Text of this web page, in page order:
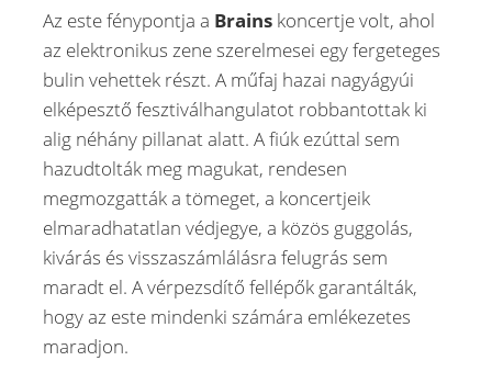
Az este fénypontja a Brains koncertje volt, ahol
az elektronikus zene szerelmesei egy fergeteges
bulin vehettek részt. A műfaj hazai nagyágyúi
elképesztő fesztiválhangulatot robbantottak ki
alig néhány pillanat alatt. A fiúk ezúttal sem
hazudtolták meg magukat, rendesen
megmozgatták a tömeget, a koncertjeik
elmaradhatatlan védjegye, a közös guggolás,
kivárás és visszaszámlálásra felugrás sem
maradt el. A vérpezsdítő fellépők garantálták,
hogy az este mindenki számára emlékezetes
maradjon.